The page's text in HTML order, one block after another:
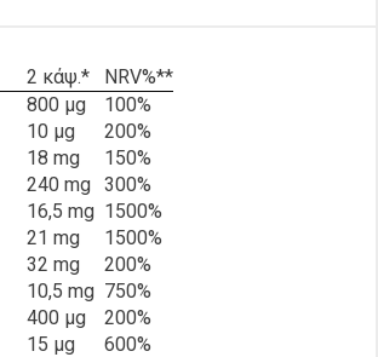
2 κάψ.*
NRV%**
800 μg
100%
10 μg
200%
18 mg
150%
240 mg 300%
16,5 mg 1500%
21 mg
1500%
32 mg
200%
10,5 mg 750%
400 μg
200%
15 μg
600%